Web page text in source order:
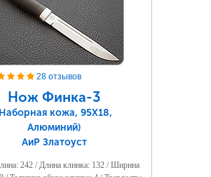
28 отзывов
Нож Финка-3
кожа, 95Х18,
Алюминий)
АиР Златоуст
242 / Длина клинка: 132 / Ширина